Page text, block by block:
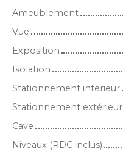
Ameublement
Vue
Exposition
Isolation
Stationnement intérieur
Stationnement extérieur
Cave
Niveaux (RDC inclus)